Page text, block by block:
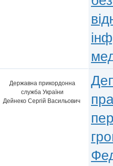
Державна прикордонна
служба України
Дейнеко Сергій Васильович